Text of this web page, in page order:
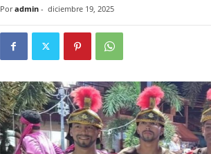
Por admin- diciembre 19, 2025